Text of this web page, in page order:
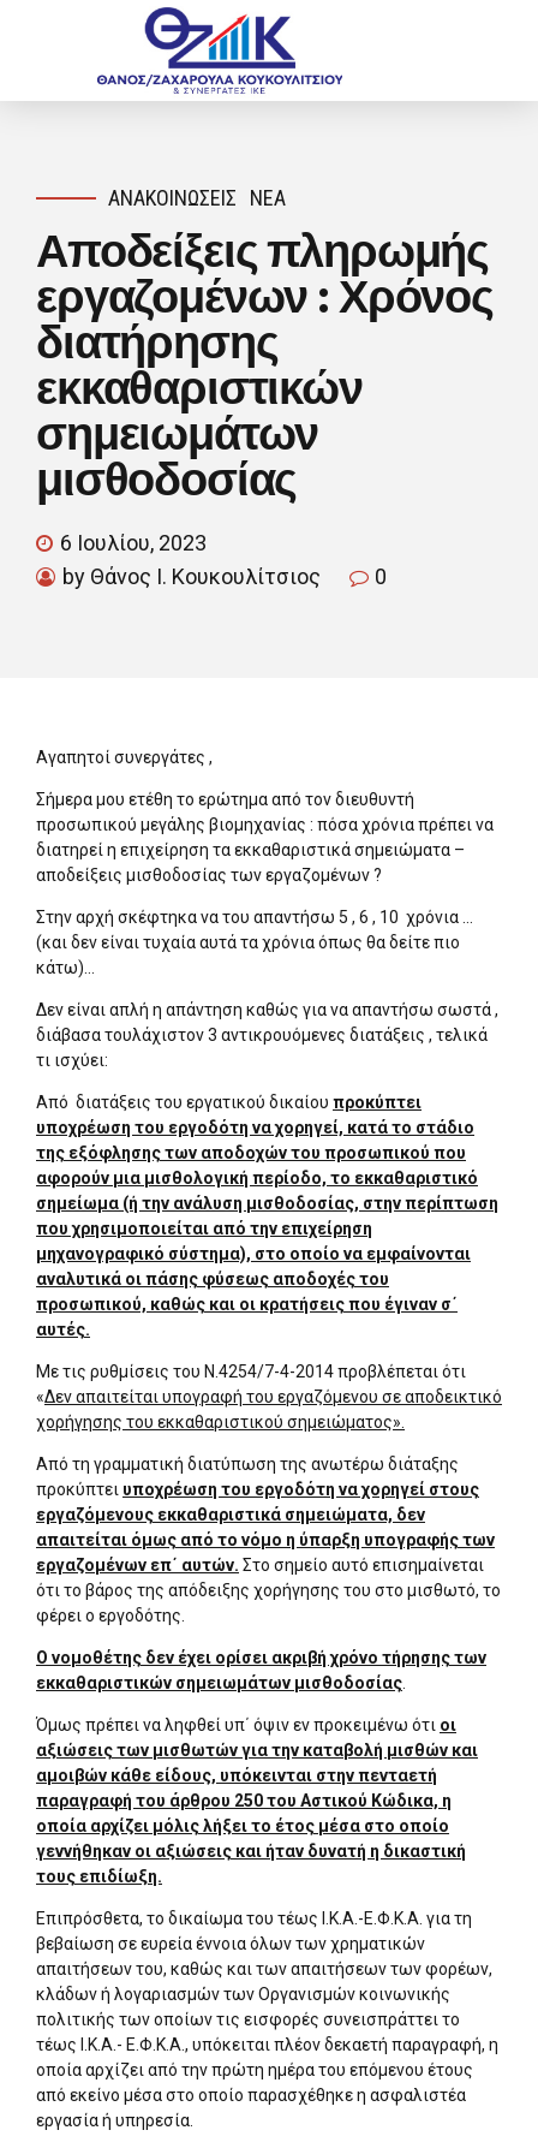
ΑΝΑΚΟΙΝΏΣΕΙΣ ΝΈΑ
Αποδείξεις πληρωμής
εργαζομένων : Χρόνος
διατήρησης
εκκαθαριστικών
σημειωμάτων
μισθοδοσίας
6 Ιουλίου, 2023
by Θάνος Ι. Κουκουλίτσιος
0
Αγαπητοί συνεργάτες ,
Σήμερα μου ετέθη το ερώτημα από τον διευθυντή
προσωπικού μεγάλης βιομηχανίας : πόσα χρόνια πρέπει να
διατηρεί η επιχείρηση τα εκκαθαριστικά σημειώματα –
αποδείξεις μισθοδοσίας των εργαζομένων ?
Στην αρχή σκέφτηκα να του απαντήσω 5 , 6 , 10 χρόνια …
(και δεν είναι τυχαία αυτά τα χρόνια όπως θα δείτε πιο
κάτω)…
Δεν είναι απλή η απάντηση καθώς για να απαντήσω σωστά ,
διάβασα τουλάχιστον 3 αντικρουόμενες διατάξεις , τελικά
τι ισχύει:
Από διατάξεις του εργατικού δικαίου προκύπτει
υποχρέωση του εργοδότη να χορηγεί, κατά το στάδιο
της εξόφλησης των αποδοχών του προσωπικού που
αφορούν μια μισθολογική περίοδο, το εκκαθαριστικό
σημείωμα (ή την ανάλυση μισθοδοσίας, στην περίπτωση
που χρησιμοποιείται από την επιχείρηση
μηχανογραφικό σύστημα), στο οποίο να εμφαίνονται
αναλυτικά οι πάσης φύσεως αποδοχές του
προσωπικού, καθώς και οι κρατήσεις που έγιναν σ΄
αυτές.
Με τις ρυθμίσεις του Ν.4254/7-4-2014 προβλέπεται ότι
«Δεν απαιτείται υπογραφή του εργαζόμενου σε αποδεικτικό
χορήγησης του εκκαθαριστικού σημειώματος».
Από τη γραμματική διατύπωση της ανωτέρω διάταξης
προκύπτει υποχρέωση του εργοδότη να χορηγεί στους
εργαζόμενους εκκαθαριστικά σημειώματα, δεν
απαιτείται όμως από το νόμο η ύπαρξη υπογραφής των
εργαζομένων επ΄ αυτών. Στο σημείο αυτό επισημαίνεται
ότι το βάρος της απόδειξης χορήγησης του στο μισθωτό, το
φέρει ο εργοδότης.
Ο νομοθέτης δεν έχει ορίσει ακριβή χρόνο τήρησης των
εκκαθαριστικών σημειωμάτων μισθοδοσίας
Όμως πρέπει να ληφθεί υπ΄ όψιν εν προκειμένω ότι οι
αξιώσεις των μισθωτών για την καταβολή μισθών και
αμοιβών κάθε είδους, υπόκεινται στην πενταετή
παραγραφή του άρθρου 250 του Αστικού Κώδικα, η
οποία αρχίζει μόλις λήξει το έτος μέσα στο οποίο
γεννήθηκαν οι αξιώσεις και ήταν δυνατή η δικαστική
τους επιδίωξη.
Επιπρόσθετα, το δικαίωμα του τέως Ι.Κ.Α.-Ε.Φ.Κ.Α. για τη
βεβαίωση σε ευρεία έννοια όλων των χρηματικών
απαιτήσεων του, καθώς και των απαιτήσεων των φορέων,
κλάδων ή λογαριασμών των Οργανισμών κοινωνικής
πολιτικής των οποίων τις εισφορές συνεισπράττει το
τέως Ι.Κ.Α.- Ε.Φ.Κ.Α., υπόκειται πλέον δεκαετή παραγραφή, η
οποία αρχίζει από την πρώτη ημέρα του επόμενου έτους
από εκείνο μέσα στο οποίο παρασχέθηκε η ασφαλιστέα
εργασία ή υπηρεσία.